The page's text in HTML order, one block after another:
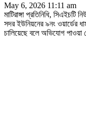
May 6, 2026 11:11 am
মাটিরাঙ্গা প্রতিনিধি, সিএইচটি
সদর ইউনিয়নের ৯নং ওয়ার্ডের
চালিয়েছে বলে অভিযোগ